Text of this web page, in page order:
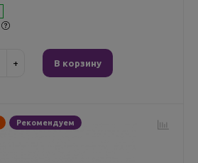
+ В корзину
Рекомендуем